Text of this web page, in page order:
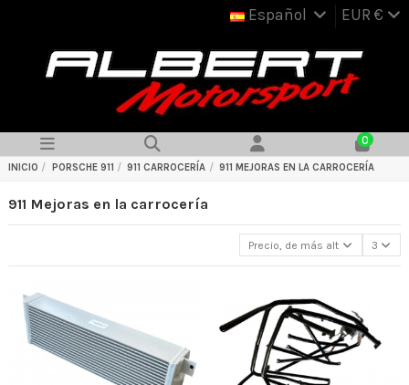
Español EUR €
0
INICIO PORSCHE 911 911 CARROCERÍA 911 MEJORAS EN LA CARROCERÍA
911 Mejoras en la carrocería
Precio, de más alto a más bajo
3